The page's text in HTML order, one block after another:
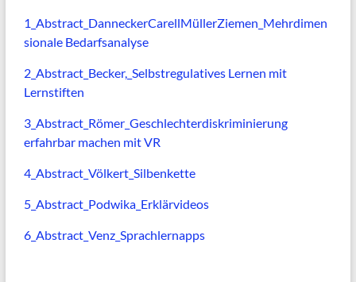
1_Abstract_DanneckerCarellMüllerZiemen_Mehrdimen
sionale Bedarfsanalyse
2_Abstract_Becker,_Selbstregulatives Lernen mit
Lernstiften
3_Abstract_Römer_Geschlechterdiskriminierung
erfahrbar machen mit VR
4_Abstract_Völkert_Silbenkette
5_Abstract_Podwika_Erklärvideos
6_Abstract_Venz_Sprachlernapps